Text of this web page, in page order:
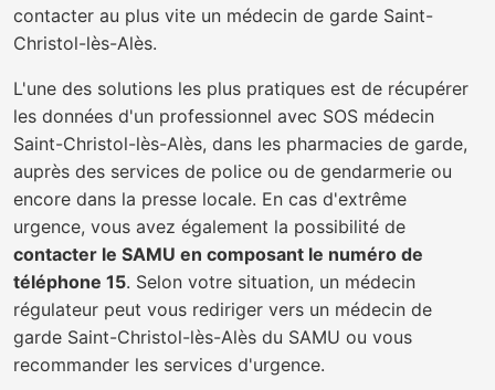
contacter au plus vite un médecin de garde Saint-
Christol-lès-Alès.
L'une des solutions les plus pratiques est de récupérer
les données d'un professionnel avec SOS médecin
Saint-Christol-lès-Alès, dans les pharmacies de garde,
auprès des services de police ou de gendarmerie ou
encore dans la presse locale. En cas d'extrême
urgence, vous avez également la possibilité de
contacter le SAMU en composant le numéro de
téléphone 15. Selon votre situation, un médecin
régulateur peut vous rediriger vers un médecin de
garde Saint-Christol-lès-Alès du SAMU ou vous
recommander les services d'urgence.